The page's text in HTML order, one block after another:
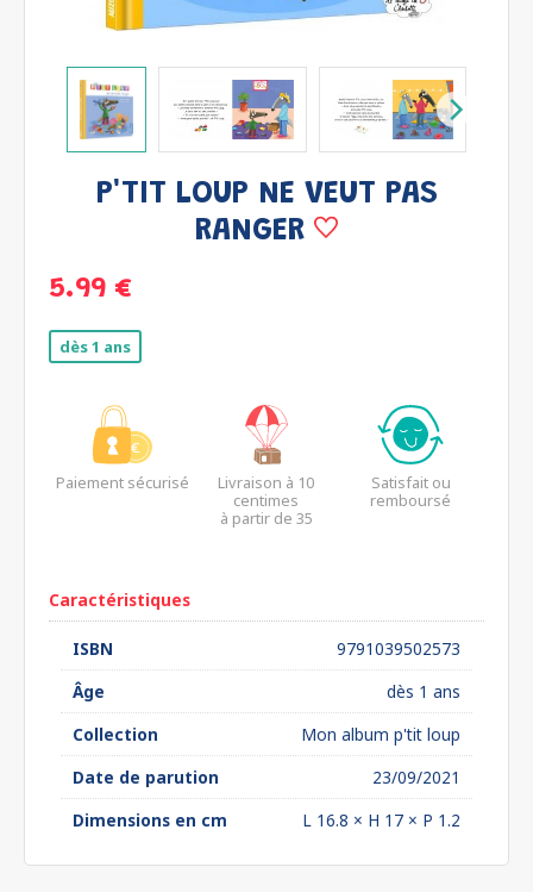
P'TIT LOUP NE VEUT PAS
RANGER
5.99 €
dès 1 ans
Paiement sécurisé
Livraison à 10
centimes
à partir de 35
Satisfait ou
remboursé
Caractéristiques
ISBN
9791039502573
Âge
dès 1 ans
Collection
Mon album p'tit loup
Date de parution
23/09/2021
Dimensions en cm
L 16.8 × H 17 × P 1.2